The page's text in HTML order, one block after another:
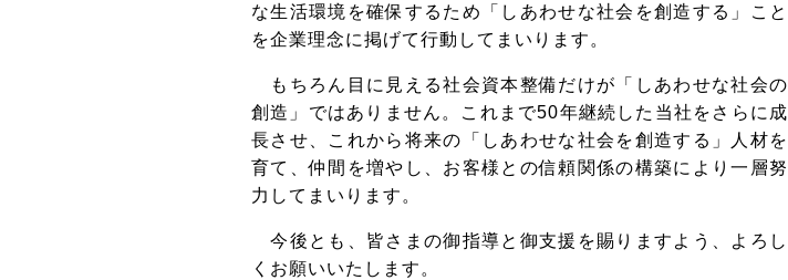
な生活環境を確保するため「しあわせな社会を創造する」こと
を企業理念に掲げて行動してまいります。
もちろん目に見える社会資本整備だけが「しあわせな社会の
創造」ではありません。これまで50年継続した当社をさらに成
長させ、これから将来の「しあわせな社会を創造する」人材を
育て、仲間を増やし、お客様との信頼関係の構築により一層努
力してまいります。
今後とも、皆さまの御指導と御支援を賜りますよう、よろし
くお願いいたします。